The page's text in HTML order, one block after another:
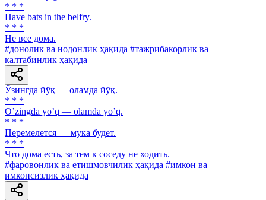
* * *
Have bats in the belfry.
* * *
He все дома.
#донолик ва нодонлик ҳақида #тажрибакорлик ва
калтабинлик ҳақида
Ўзингда йўқ — оламда йўқ.
* * *
Oʼzingda yoʼq — olamda yoʼq.
* * *
Перемелется — мука будет.
* * *
Что дома есть, за тем к соседу не ходить.
#фаровонлик ва етишмовчилик ҳақида #имкон ва
имконсизлик ҳақида